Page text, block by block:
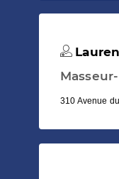
310 Avenue